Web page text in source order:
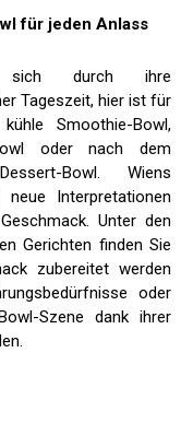
für jeden Anlass
sich durch ihre
Tageszeit, hier ist für
Smoothie-Bowl,
oder nach dem
Bowl. Wiens
Interpretationen
Unter den
Gerichten finden Sie
zubereitet werden
oder
Szene dank ihrer